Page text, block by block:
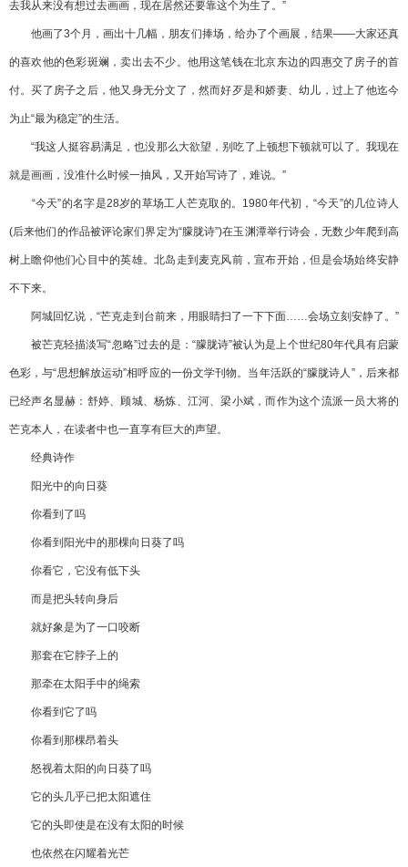
去我从来没有想过去画画，现在居然还要靠这个为生了。”
他画了3个月，画出十几幅，朋友们捧场，给办了个画展，结果——大家还真
的喜欢他的色彩斑斓，卖出去不少。他用这笔钱在北京东边的四惠交了房子的首
付。买了房子之后，他又身无分文了，然而好歹是和娇妻、幼儿，过上了他迄今
为止“最为稳定”的生活。
“我这人挺容易满足，也没那么大欲望，别吃了上顿想下顿就可以了。我现在
就是画画，没准什么时候一抽风，又开始写诗了，难说。”
“今天”的名字是28岁的草场工人芒克取的。1980年代初，“今天”的几位诗人
(后来他们的作品被评论家们界定为“朦胧诗”)在玉渊潭举行诗会，无数少年爬到高
树上瞻仰他们心目中的英雄。北岛走到麦克风前，宣布开始，但是会场始终安静
不下来。
阿城回忆说，“芒克走到台前来，用眼睛扫了一下下面……会场立刻安静了。”
被芒克轻描淡写“忽略”过去的是：“朦胧诗”被认为是上个世纪80年代具有启蒙
色彩，与“思想解放运动”相呼应的一份文学刊物。当年活跃的“朦胧诗人”，后来都
已经声名显赫：舒婷、顾城、杨炼、江河、梁小斌，而作为这个流派一员大将的
芒克本人，在读者中也一直享有巨大的声望。
经典诗作
阳光中的向日葵
你看到了吗
你看到阳光中的那棵向日葵了吗
你看它，它没有低下头
而是把头转向身后
就好象是为了一口咬断
那套在它脖子上的
那牵在太阳手中的绳索
你看到它了吗
你看到那棵昂着头
怒视着太阳的向日葵了吗
它的头几乎已把太阳遮住
它的头即使是在没有太阳的时候
也依然在闪耀着光芒